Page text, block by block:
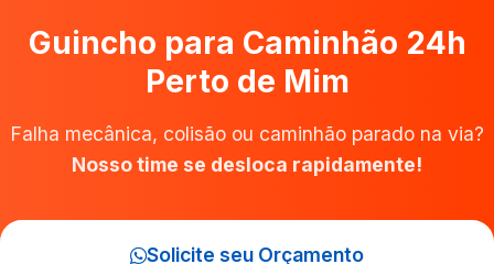
Guincho para Caminhão 24h
Perto de Mim
Falha mecânica, colisão ou caminhão parado na via?
Nosso time se desloca rapidamente!
Solicite seu Orçamento